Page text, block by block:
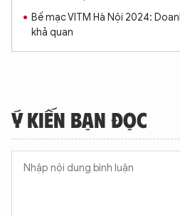
Bế mạc VITM Hà Nội 2024:
khả quan
Ý KIẾN BẠN ĐỌC